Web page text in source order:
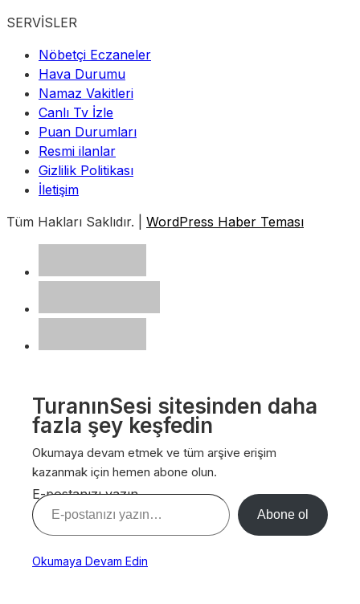
SERVİSLER
Nöbetçi Eczaneler
Hava Durumu
Namaz Vakitleri
Canlı Tv İzle
Puan Durumları
Resmi ilanlar
Gizlilik Politikası
İletişim
Tüm Hakları Saklıdır. | WordPress Haber Teması
TuranınSesi sitesinden daha
fazla şey keşfedin
Okumaya devam etmek ve tüm arşive erişim
kazanmak için hemen abone olun.
E-postanızı yazın…
Abone ol
Okumaya Devam Edin